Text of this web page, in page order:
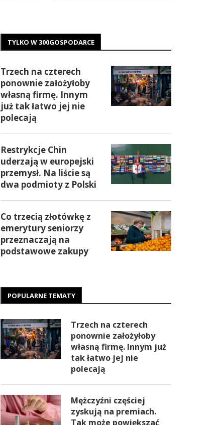
TYLKO W 300GOSPODARCE
Trzech na czterech
ponownie założyłoby
własną firmę. Innym
już tak łatwo jej nie
polecają
Restrykcje Chin
uderzają w europejski
przemysł. Na liście są
dwa podmioty z Polski
Co trzecią złotówkę z
emerytury seniorzy
przeznaczają na
podstawowe zakupy
POPULARNE TEMATY
Trzech na czterech
ponownie założyłoby
własną firmę. Innym już
tak łatwo jej nie
polecają
Mężczyźni częściej
zyskują na premiach.
Tak może powiększać